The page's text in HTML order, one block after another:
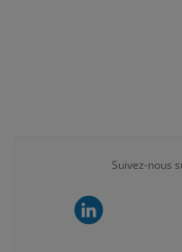
Suivez-nous